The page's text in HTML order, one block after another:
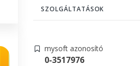
SZOLGÁLTATÁSOK
mysoft azonosító
0-3517976